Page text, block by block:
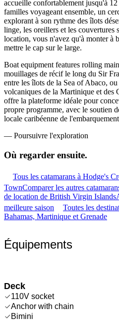
accueille confortablement jusqu'à
familles voyageant ensemble, un
explorant à son rythme des îlots
linge, les oreillers et les couvertures
location, vous n'avez qu'à monter à
mettre le cap sur le large.
Boat equipment features rolling
mouillages de récif le long du Sir
entre les îlots de la Sea of Abaco,
volcaniques de la Martinique et des
offre la plateforme idéale pour
propre programme, avec le soutien
locale caribéenne de
— Poursuivre l'exploration
Où regarder ensuite.
Tous les catamarans à Hodge's
TownComparer les autres
de location de British Virgin Islands
meilleure saison
Toutes les
Bahamas, Martinique et Grenade
Équipements
Deck
110V socket
Anchor with chain
Bimini